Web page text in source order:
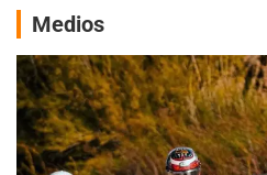
Medios